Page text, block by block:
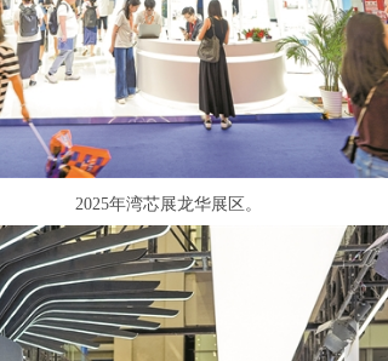
2025年湾芯展龙华展区。